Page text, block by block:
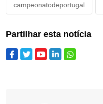
campeonatodeportugal
Partilhar esta notícia